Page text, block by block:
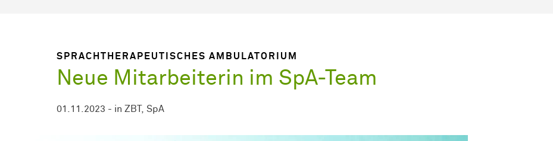
SPRACHTHERAPEUTISCHES AMBULATORIUM
Neue Mitarbeiterin im SpA-Team
01.11.2023 - in ZBT SpA